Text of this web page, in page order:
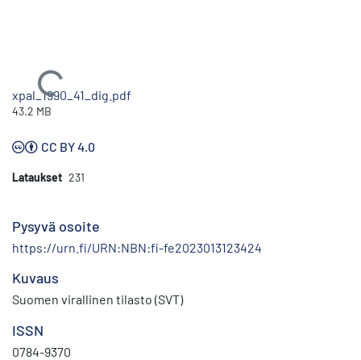
Ladataan...
xpal_1990_41_dig.pdf
43.2 MB
CC BY 4.0
Lataukset 231
Pysyvä osoite
https://urn.fi/URN:NBN:fi-fe2023013123424
Kuvaus
Suomen virallinen tilasto (SVT)
ISSN
0784-9370